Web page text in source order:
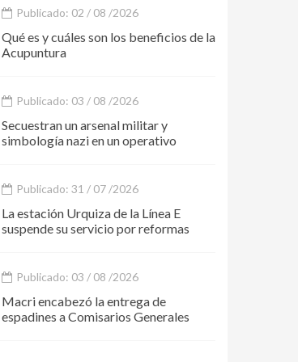
Publicado: 02 / 08 /2026
Qué es y cuáles son los beneficios de la
Acupuntura
Publicado: 03 / 08 /2026
Secuestran un arsenal militar y
simbología nazi en un operativo
Publicado: 31 / 07 /2026
La estación Urquiza de la Línea E
suspende su servicio por reformas
Publicado: 03 / 08 /2026
Macri encabezó la entrega de
espadines a Comisarios Generales